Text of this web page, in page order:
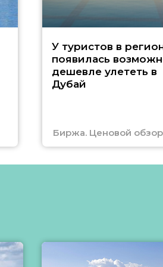
У туристов в
появилась
дешевле улететь в
Дубай
Биржа. Ценовой обзор